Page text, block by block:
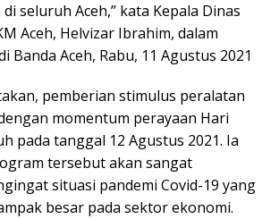
seluruh Aceh,” kata Kepala Dinas
Aceh, Helvizar Ibrahim, dalam
Banda Aceh, Rabu, 11 Agustus 2021
pemberian stimulus peralatan
momentum perayaan Hari
pada tanggal 12 Agustus 2021. Ia
tersebut akan sangat
situasi pandemi Covid-19 yang
besar pada sektor ekonomi.